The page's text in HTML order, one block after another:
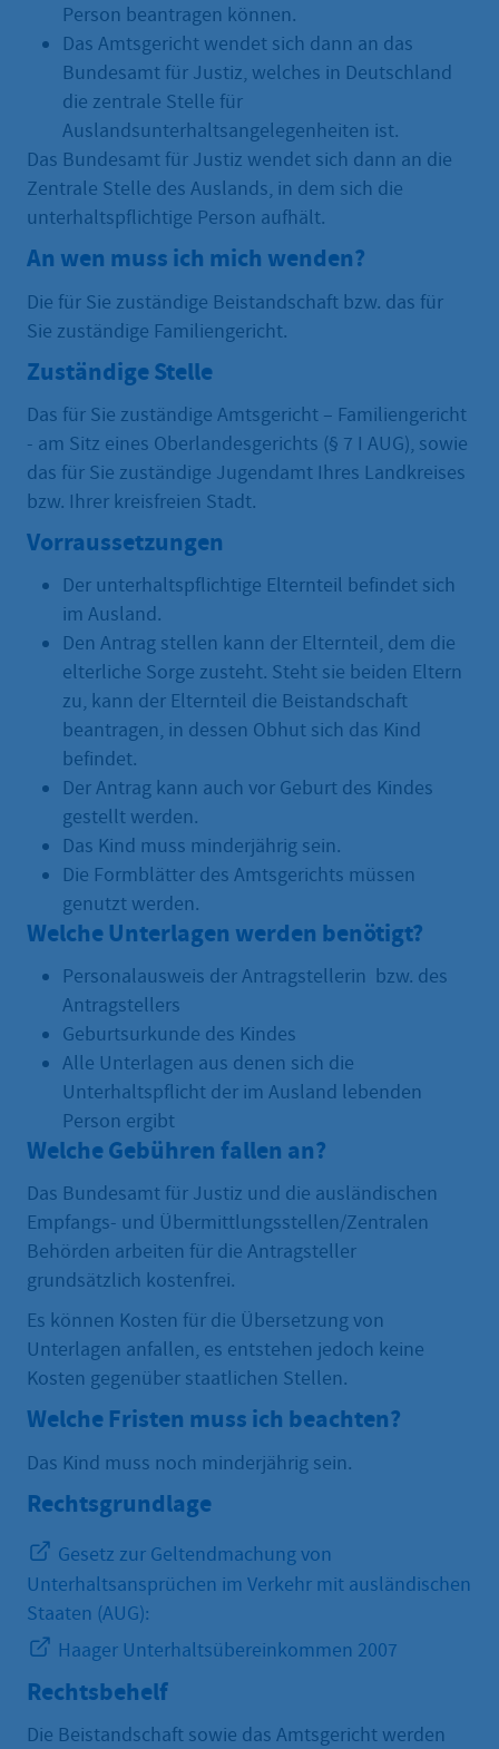
Person beantragen können.
Das Amtsgericht wendet sich dann an das
Bundesamt für Justiz, welches in Deutschland
die zentrale Stelle für
Auslandsunterhaltsangelegenheiten ist.
Das Bundesamt für Justiz wendet sich dann an die
Zentrale Stelle des Auslands, in dem sich die
unterhaltspflichtige Person aufhält.
An wen muss ich mich wenden?
Die für Sie zuständige Beistandschaft bzw. das für
Sie zuständige Familiengericht.
Zuständige Stelle
Das für Sie zuständige Amtsgericht – Familiengericht
- am Sitz eines Oberlandesgerichts (§ 7 I AUG), sowie
das für Sie zuständige Jugendamt Ihres Landkreises
bzw. Ihrer kreisfreien Stadt.
Vorraussetzungen
Der unterhaltspflichtige Elternteil befindet sich
im Ausland.
Den Antrag stellen kann der Elternteil, dem die
elterliche Sorge zusteht. Steht sie beiden Eltern
zu, kann der Elternteil die Beistandschaft
beantragen, in dessen Obhut sich das Kind
befindet.
Der Antrag kann auch vor Geburt des Kindes
gestellt werden.
Das Kind muss minderjährig sein.
Die Formblätter des Amtsgerichts müssen
genutzt werden.
Welche Unterlagen werden benötigt?
Personalausweis der Antragstellerin bzw. des
Antragstellers
Geburtsurkunde des Kindes
Alle Unterlagen aus denen sich die
Unterhaltspflicht der im Ausland lebenden
Person ergibt
Welche Gebühren fallen an?
Das Bundesamt für Justiz und die ausländischen
Empfangs- und Übermittlungsstellen/Zentralen
Behörden arbeiten für die Antragsteller
grundsätzlich kostenfrei.
Es können Kosten für die Übersetzung von
Unterlagen anfallen, es entstehen jedoch keine
Kosten gegenüber staatlichen Stellen.
Welche Fristen muss ich beachten?
Das Kind muss noch minderjährig sein.
Rechtsgrundlage
Gesetz zur Geltendmachung von
Unterhaltsansprüchen im Verkehr mit ausländischen
Staaten (AUG):
Haager Unterhaltsübereinkommen 2007
Rechtsbehelf
Die Beistandschaft sowie das Amtsgericht werden